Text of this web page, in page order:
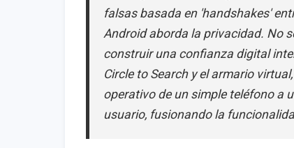
falsas basada en 'handshakes'
Android aborda la privacidad. No
construir una confianza digital
Circle to Search y el armario
operativo de un simple teléfono a
usuario, fusionando la